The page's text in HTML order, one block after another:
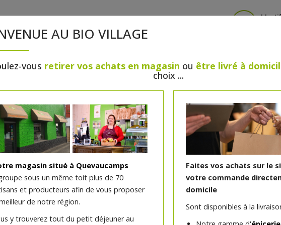
TRAITEUR BOULANGERIE / PÂTISSERIE SANS GLUTEN, SANS
DU CORPS BEAUTÉ HUILES ESSENTIELLES MAISON
AU BIO VILLAGE
vous retirer vos achats en magasin ou être livré à
choix ...
magasin situé à Quevaucamps
sous un même toit plus de 70
et producteurs afin de vous proposer
de notre région.
y trouverez tout du petit déjeuner au
Faites vos achats sur le
votre commande
domicile
Sont disponibles à la
07/08 (10:00)
Orange écorces moulues